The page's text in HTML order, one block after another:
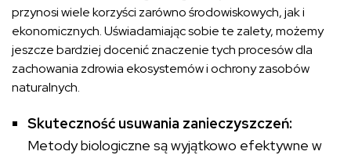
przynosi wiele korzyści zarówno środowiskowych, jak i
ekonomicznych. Uświadamiając sobie te zalety, możemy
jeszcze bardziej docenić znaczenie tych procesów dla
zachowania zdrowia ekosystemów i ochrony zasobów
naturalnych.
Skuteczność usuwania zanieczyszczeń:
Metody biologiczne są wyjątkowo efektywne w